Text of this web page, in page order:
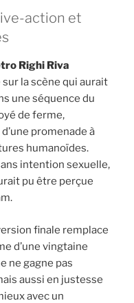
action et
Righi Riva
la scène qui aurait
une séquence du
de ferme,
promenade à
humanoïdes.
intention sexuelle,
pu être perçue
finale remplace
d’une vingtaine
ne gagne pas
aussi en justesse
avec un